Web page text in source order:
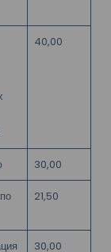
40,00
30,00
21,50
30,00